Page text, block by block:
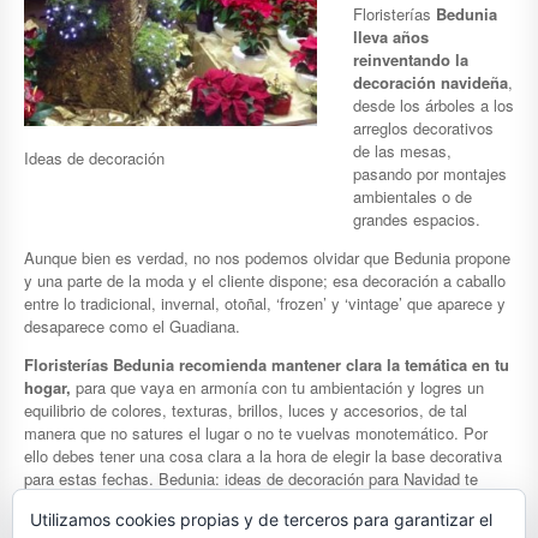
Ideas de decoración
Floristerías Bedunia
lleva años
reinventando la
decoración navideña,
desde los árboles a los
arreglos decorativos
de las mesas,
pasando por montajes
ambientales o de
grandes espacios.
Aunque bien es verdad, no nos podemos olvidar que Bedunia propone
y una parte de la moda y el cliente dispone; esa decoración a caballo
entre lo tradicional, invernal, otoñal, ‘frozen’ y ‘vintage’ que aparece y
desaparece como el Guadiana.
Floristerías Bedunia recomienda mantener clara la temática en tu
hogar, para que vaya en armonía con tu ambientación y logres un
equilibrio de colores, texturas, brillos, luces y accesorios, de tal
manera que no satures el lugar o no te vuelvas monotemático. Por
ello debes tener una cosa clara a la hora de elegir la base decorativa
para estas fechas. Bedunia: ideas de decoración para Navidad te
Utilizamos cookies propias y de terceros para garantizar el